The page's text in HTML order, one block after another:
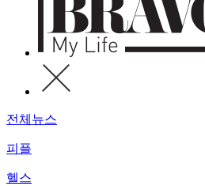
전체뉴스
피플
헬스